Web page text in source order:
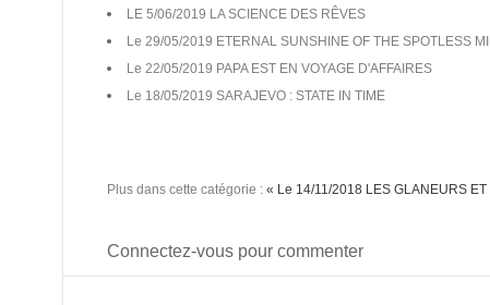
LE 5/06/2019 LA SCIENCE DES RÊVES
Le 29/05/2019 ETERNAL SUNSHINE OF THE SPOTLESS
Le 22/05/2019 PAPA EST EN VOYAGE D'AFFAIRES
Le 18/05/2019 SARAJEVO : STATE IN TIME
Plus dans cette catégorie : « Le 14/11/2018 LES GLANEURS
Connectez-vous pour commenter